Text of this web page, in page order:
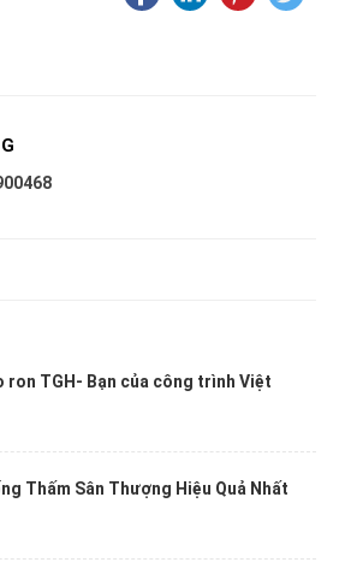
ron TGH- Bạn của công trình Việt
Thấm Sân Thượng Hiệu Quả Nhất